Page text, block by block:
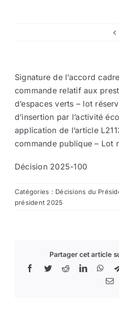
Nous contacter
Aller au site de la CCVG
Signature de l’accord
commande relatif aux
d’espaces verts – lot
d’insertion par l’activité
application de l’article
commande publique – Lot
Décision 2025-100
Catégories : Décisions du
président 2025
Partager cet article
Facebook
TwitterRedditLinkedIn